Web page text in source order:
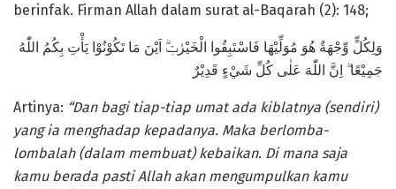
berinfak. Firman Allah dalam surat al-Baqarah (2): 148;
وَلِكُلٍّ وِّجْهَةٌ هُوَ مُوَلِّيْهَا فَاسْتَبِقُوا الْخَيْرٰتِۗ اَيْنَ مَا تَكُوْنُوْا يَأْتِ بِكُمُ اللّٰهُ
جَمِيْعًا ۗ اِنَّ اللّٰهَ عَلٰى كُلِّ شَيْءٍ قَدِيْرٌ
Artinya: “Dan bagi tiap-tiap umat ada kiblatnya (sendiri)
yang ia menghadap kepadanya. Maka berlomba-
lombalah (dalam membuat) kebaikan. Di mana saja
kamu berada pasti Allah akan mengumpulkan kamu